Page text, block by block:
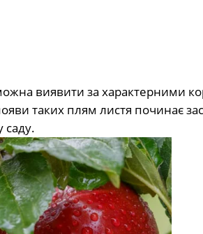
виявити за характерними
таких плям листя починає
саду.